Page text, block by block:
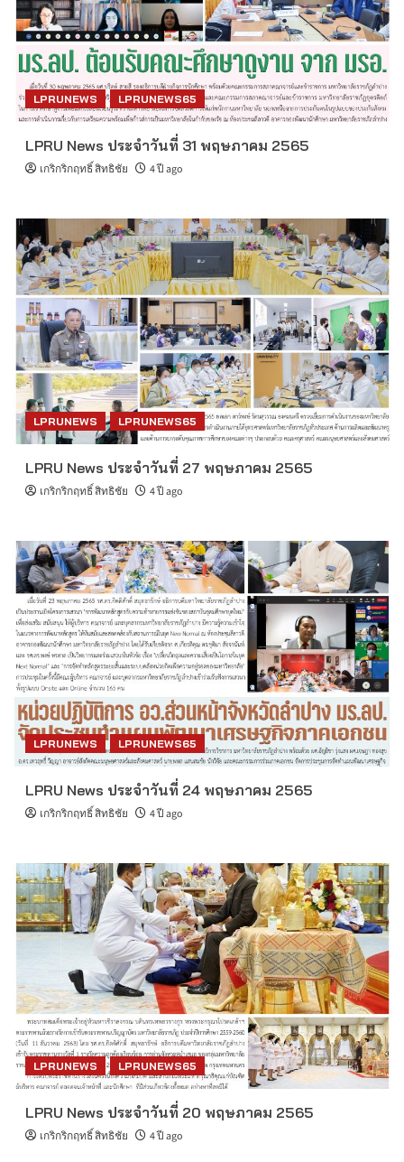
LPRUNEWS LPRUNEWS65
LPRU News ประจำวันที่ 31 พฤษภาคม 2565
เกริกริกฤทธิ์ สิทธิชัย 4 ปี ago
LPRUNEWS LPRUNEWS65
LPRU News ประจำวันที่ 27 พฤษภาคม 2565
เกริกริกฤทธิ์ สิทธิชัย 4 ปี ago
LPRUNEWS LPRUNEWS65
LPRU News ประจำวันที่ 24 พฤษภาคม 2565
เกริกริกฤทธิ์ สิทธิชัย 4 ปี ago
LPRUNEWS LPRUNEWS65
LPRU News ประจำวันที่ 20 พฤษภาคม 2565
เกริกริกฤทธิ์ สิทธิชัย 4 ปี ago